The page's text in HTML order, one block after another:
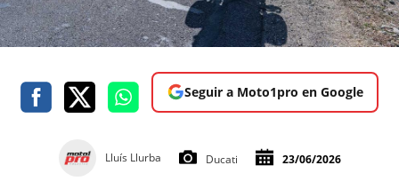
Seguir a Moto1pro en Google
Lluís Llurba Ducati 23/06/2026